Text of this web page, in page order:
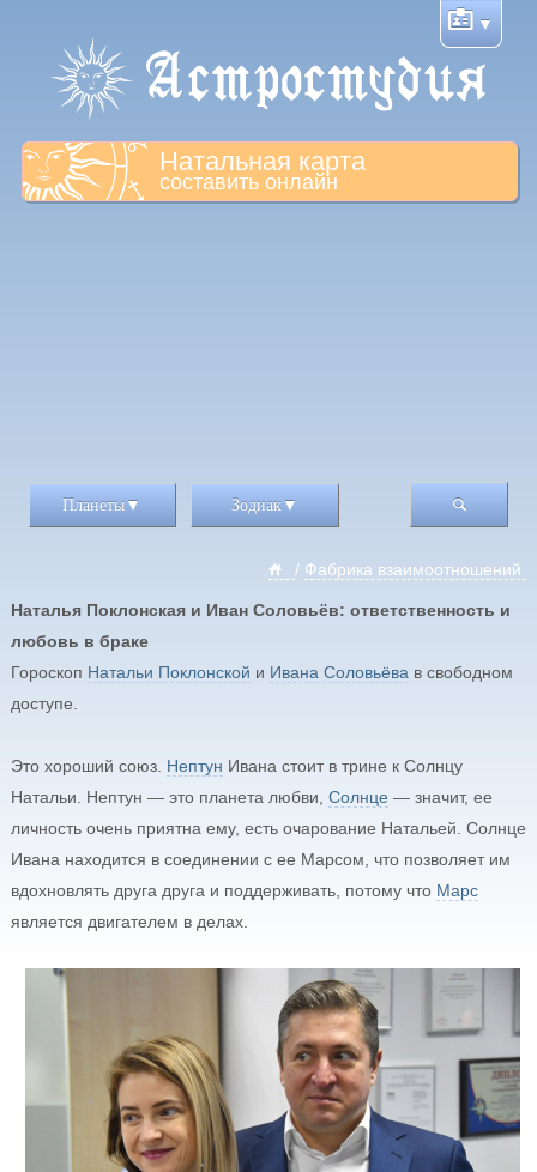
Натальная карта
составить онлайн
Планеты Зодиак
/ Фабрика взаимоотношений
Наталья Поклонская и Иван Соловьёв: ответственность и
любовь в браке
Гороскоп Натальи Поклонской и Ивана Соловьёва в свободном
доступе.
Это хороший союз. Нептун Ивана стоит в трине к Солнцу
Натальи. Нептун — это планета любви, Солнце — значит, ее
личность очень приятна ему, есть очарование Натальей. Солнце
Ивана находится в соединении с ее Марсом, что позволяет им
вдохновлять друга друга и поддерживать, потому что Марс
является двигателем в делах.